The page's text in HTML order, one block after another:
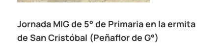
Jornada MIG de 5° de Primaria en la ermita
de San Cristóbal (Peñaflor de G°)